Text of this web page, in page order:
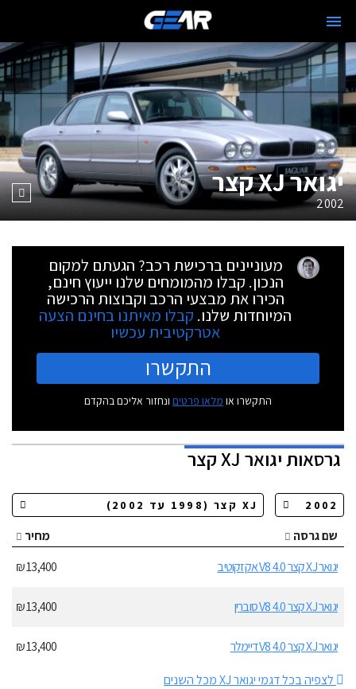
יגואר XJ קצר
2002
מעוניינים ברכישת רכב? הגעתם למקום
הנכון. קבלו מהמומחים שלנו ייעוץ חינם,
הכירו את מבצעי הרכב וקבוצות הרכישה
המיוחדות שלנו. קבלו מאיתנו בחינם הצעה
אטרקטיבית עכשיו
התקשרו
התקשרו או מלאו פרטים ונחזור אליכם בהקדם
גרסאותיגואר XJ קצר
שם גרסה
מחיר
יגואר XJ קצר 4.0 V8 אקזקוטיב
13,400 ₪
יגואר XJ קצר 4.0 V8 סוברין 13,400 ₪
יגואר XJ קצר 4.0 V8 דיימלר
13,400 ₪
לצפיה בכל דגמי יגואר XJ מכל השנים